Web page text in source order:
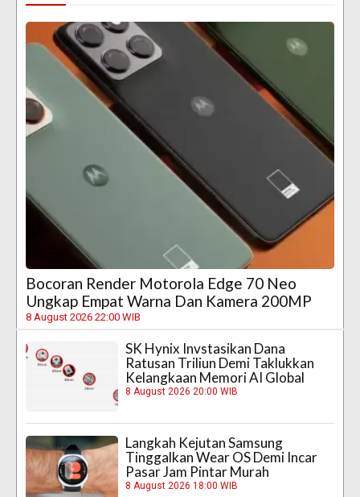
Bocoran Render Motorola Edge 70 Neo
Ungkap Empat Warna Dan Kamera 200MP
8 August 2026 22:00 WIB
SK Hynix Invstasikan Dana
Ratusan Triliun Demi Taklukkan
Kelangkaan Memori AI Global
8 August 2026 20:00 WIB
Langkah Kejutan Samsung
Tinggalkan Wear OS Demi Incar
Pasar Jam Pintar Murah
8 August 2026 18:00 WIB